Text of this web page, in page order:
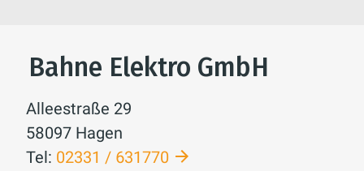
Bahne Elektro GmbH
Alleestraße 29
58097 Hagen
Tel: 02331 / 631770